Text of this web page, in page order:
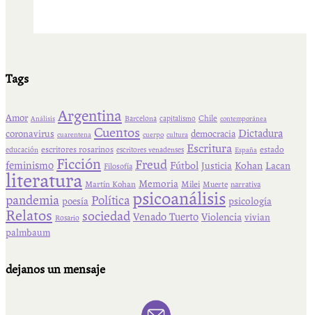
Tags
Amor Análisis Argentina Barcelona capitalismo Chile contemporánea
coronavirus cuarentena Cuentos cuerpo cultura democracia Dictadura
educación escritores rosarinos escritores venadenses Escritura España estado
feminismo Ficción Filosofía Freud Fútbol Justicia Kohan Lacan
literatura Martín Kohan Memoria Milei Muerte narrativa
pandemia poesía Política psicoanálisis psicología
Relatos Rosario sociedad Venado Tuerto Violencia vivian
palmbaum
dejanos un mensaje